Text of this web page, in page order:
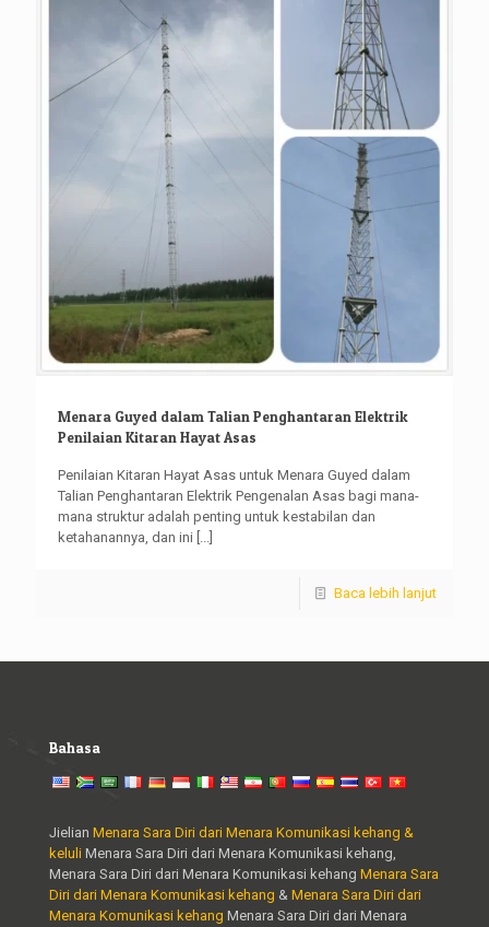
Menara Guyed dalam Talian Penghantaran Elektrik
Penilaian Kitaran Hayat Asas
Penilaian Kitaran Hayat Asas untuk Menara Guyed dalam
Talian Penghantaran Elektrik Pengenalan Asas bagi mana-
mana struktur adalah penting untuk kestabilan dan
ketahanannya, dan ini [...]
Baca lebih lanjut
Bahasa
Jielian Menara Sara Diri dari Menara Komunikasi kehang &
keluli Menara Sara Diri dari Menara Komunikasi kehang,
Menara Sara Diri dari Menara Komunikasi kehang Menara Sara
Diri dari Menara Komunikasi kehang & Menara Sara Diri dari
Menara Komunikasi kehang Menara Sara Diri dari Menara